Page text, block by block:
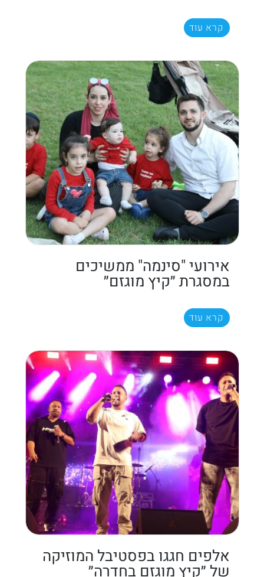
קרא עוד
אירועי "סינמה" ממשיכים
במסגרת ״קיץ מוגזם״
קרא עוד
אלפים חגגו בפסטיבל המוזיקה
של ״קיץ מוגזם בחדרה״